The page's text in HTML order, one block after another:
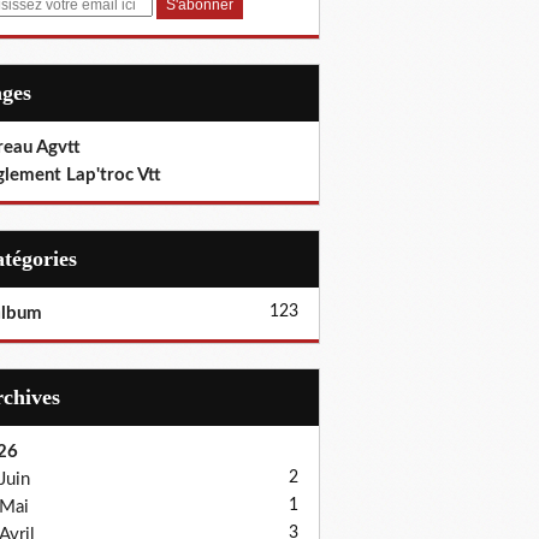
Agvtt
Lap'troc Vtt
123
Juin
2
Mai 1
Avril 3